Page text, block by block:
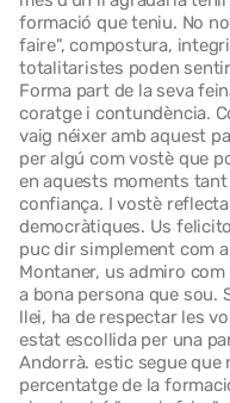
formació que teniu. No
faire", compostura,
totalitaristes poden
Forma part de la seva
coratge i contundència.
vaig néixer amb aquest
per algú com vostè que
en aquests moments
confiança. I vostè
democràtiques. Us
puc dir simplement com
Montaner, us admiro
a bona persona que sou.
llei, ha de respectar les
estat escollida per una
Andorrà. estic segue
percentatge de la